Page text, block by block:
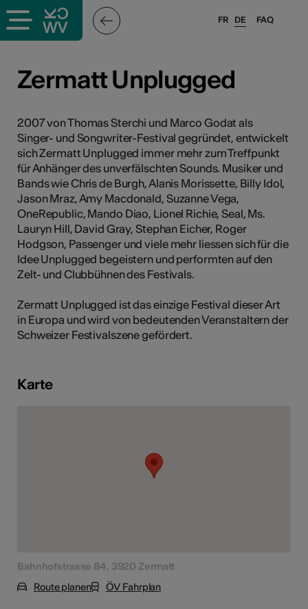
FAQ
FR DE
Zermatt Unplugged
2007 von Thomas Sterchi und Marco Godat als
Singer- und Songwriter-Festival gegründet, entwickelt
sich Zermatt Unplugged immer mehr zum Treffpunkt
für Anhänger des unverfälschten Sounds. Musiker und
Bands wie Chris de Burgh, Alanis Morissette, Billy Idol,
Jason Mraz, Amy Macdonald, Suzanne Vega,
OneRepublic, Mando Diao, Lionel Richie, Seal, Ms.
Lauryn Hill, David Gray, Stephan Eicher, Roger
Hodgson, Passenger und viele mehr liessen sich für die
Idee Unplugged begeistern und performten auf den
Zelt- und Clubbühnen des Festivals.
Zermatt Unplugged ist das einzige Festival dieser Art
in Europa und wird von bedeutenden Veranstaltern der
Schweizer Festivalszene gefördert.
Karte
Bahnhofstrasse 84, 3920 Zermatt
Route planen
ÖV Fahrplan